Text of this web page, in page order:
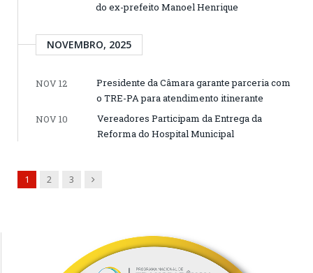
do ex-prefeito Manoel Henrique
NOVEMBRO, 2025
NOV 12
Presidente da Câmara garante parceria com
o TRE-PA para atendimento itinerante
NOV 10
Vereadores Participam da Entrega da
Reforma do Hospital Municipal
1 2 3 Next